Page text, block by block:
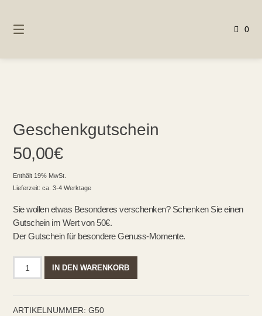
zum
0
Geschenkgutschein
50,00€
Enthält 19% MwSt.
Lieferzeit: ca. 3-4 Werktage
Sie wollen etwas Besonderes verschenken? Schenken Sie einen
Gutschein im Wert von 50€.
Der Gutschein für besondere Genuss-Momente.
Menge
IN DEN WARENKORB
ARTIKELNUMMER: G50